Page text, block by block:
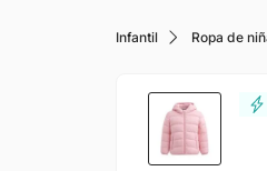
Infantil Ropa de